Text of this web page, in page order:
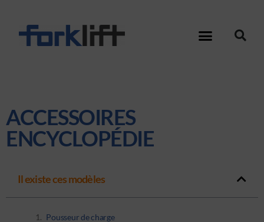
ACCESSOIRES
ENCYCLOPÉDIE
Il existe ces modèles
Pousseur de charge